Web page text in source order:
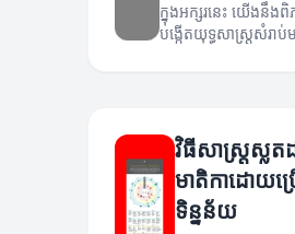
ក្នុងអក្សរនេះ យើងនឹងពិ
បង្កើតយុទ្ធសាស្ត្រសំរា
វិធីសាស្រ្តស្លត
មាតិកាដោយប្រ
ទិន្នន័យ